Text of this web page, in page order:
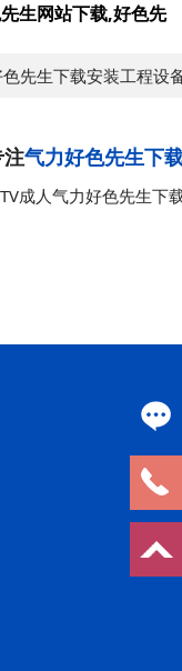
生网站下载,好色先
先生下载安装工程设
气力好色先生下
成人气力好色先生下